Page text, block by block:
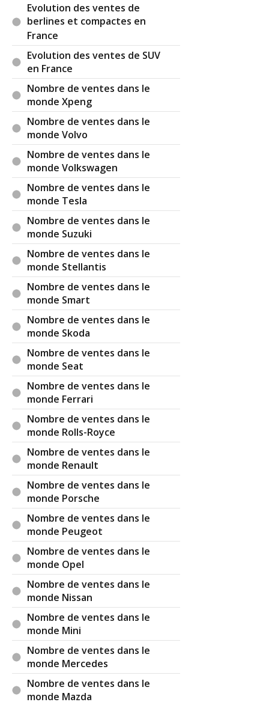
Evolution des ventes de
berlines et compactes en
France
Evolution des ventes de SUV
en France
Nombre de ventes dans le
monde Xpeng
Nombre de ventes dans le
monde Volvo
Nombre de ventes dans le
monde Volkswagen
Nombre de ventes dans le
monde Tesla
Nombre de ventes dans le
monde Suzuki
Nombre de ventes dans le
monde Stellantis
Nombre de ventes dans le
monde Smart
Nombre de ventes dans le
monde Skoda
Nombre de ventes dans le
monde Seat
Nombre de ventes dans le
monde Ferrari
Nombre de ventes dans le
monde Rolls-Royce
Nombre de ventes dans le
monde Renault
Nombre de ventes dans le
monde Porsche
Nombre de ventes dans le
monde Peugeot
Nombre de ventes dans le
monde Opel
Nombre de ventes dans le
monde Nissan
Nombre de ventes dans le
monde Mini
Nombre de ventes dans le
monde Mercedes
Nombre de ventes dans le
monde Mazda